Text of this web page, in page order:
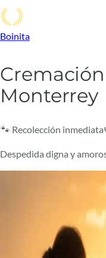
Boinita
Monterrey
🐾 Recolección inmediata
Despedida digna y